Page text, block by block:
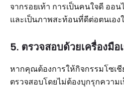
จากรอยเท้า การเป็นคนใจดี ออ
และเป็นภาพสะท้อนที่ดีต่อตนเอง
5. ตรวจสอบด้วยเครื่องมื
หากคุณต้องการให้กิจกรรมโซเชี
ตรวจสอบโดยไม่ต้องบุกรุกความ